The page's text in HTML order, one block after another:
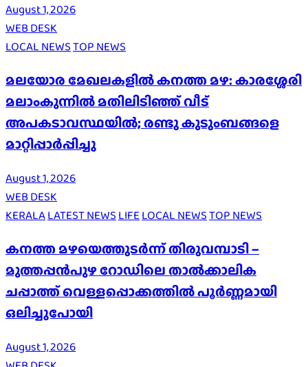
August 1, 2026
WEB DESK
LOCAL NEWSTOP NEWS
മലയോര മേഖലകളിൽ കനത്ത മഴ: കാരശ്ശേരി
മലാംകുന്നിൽ മതിലിടിഞ്ഞ് വീട്
അപകടാവസ്ഥയിൽ; രണ്ടു കുടുംബങ്ങളെ
മാറ്റിപ്പാർപ്പിച്ചു
August 1, 2026
WEB DESK
KERALALATEST NEWS LIFE LOCAL NEWSTOP NEWS
കനത്ത മഴയെത്തുടർന്ന് തിരുവമ്പാടി –
മുത്തപ്പൻപുഴ റോഡിലെ താൽക്കാലിക
ചപ്പാത്ത് വെള്ളപ്പൊക്കത്തിൽ പൂർണ്ണമായി
ഒലിച്ചുപോയി
August 1, 2026